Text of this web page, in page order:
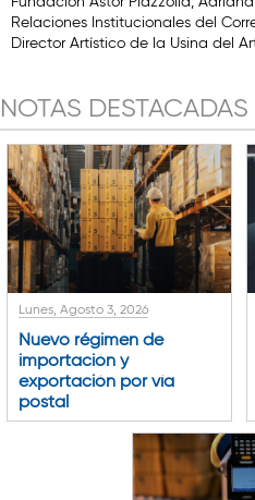
Relaciones Institucionales del
Director Artístico de la Usina del
NOTAS DESTACADAS
Lunes, Agosto 3, 2026
Nuevo régimen de
importación y
exportación por vía
postal